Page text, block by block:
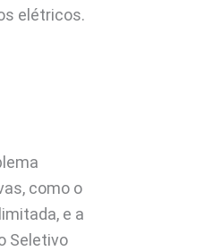
elétricos.
como o
e a
Seletivo